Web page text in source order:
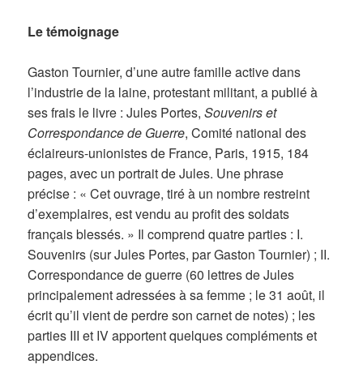
Le témoignage
Gaston Tournier, d’une autre famille active dans
l’industrie de la laine, protestant militant, a publié à
ses frais le livre : Jules Portes,Souvenirs et
Correspondance de Guerre, Comité national des
éclaireurs-unionistes de France, Paris, 1915, 184
pages, avec un portrait de Jules. Une phrase
précise : « Cet ouvrage, tiré à un nombre restreint
d’exemplaires, est vendu au profit des soldats
français blessés. » Il comprend quatre parties : I.
Souvenirs (sur Jules Portes, par Gaston Tournier) ; II.
Correspondance de guerre (60 lettres de Jules
principalement adressées à sa femme ; le 31 août, il
écrit qu’il vient de perdre son carnet de notes) ; les
parties III et IV apportent quelques compléments et
appendices.